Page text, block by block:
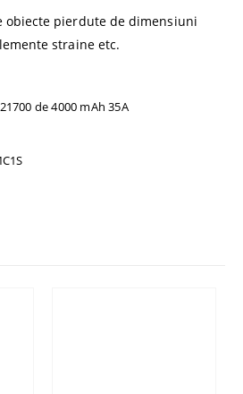
obiecte pierdute de dimensiuni
straine etc.
de 4000 mAh 35A